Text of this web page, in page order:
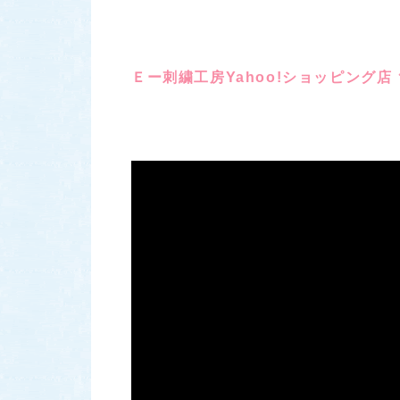
Ｅー刺繍工房Yahoo!ショッピング店